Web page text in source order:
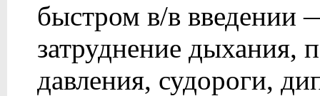
быстром в/в введении
затруднение дыхания,
давления, судороги,